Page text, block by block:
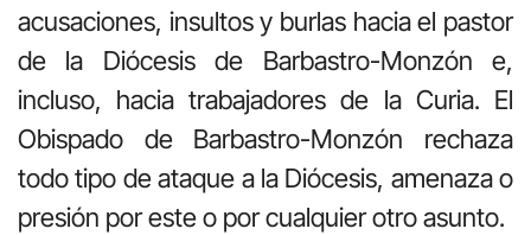
acusaciones, insultos y burlas hacia el pastor
de la Diócesis de Barbastro-Monzón e,
incluso, hacia trabajadores de la Curia. El
Obispado de Barbastro-Monzón rechaza
todo tipo de ataque a la Diócesis, amenaza o
presión por este o por cualquier otro asunto.